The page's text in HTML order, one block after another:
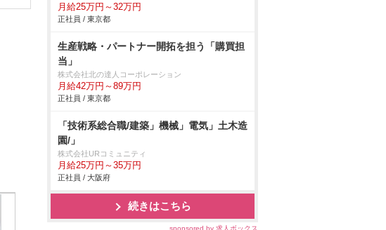
月給25万円～32万円
正社員 / 東京都
生産戦略・パートナー開拓を担う「購買担
当」
株式会社北の達人コーポレーション
月給42万円～89万円
正社員 / 東京都
「技術系総合職/建築」機械」電気」土木造
園/」
株式会社URコミュニティ
月給25万円～35万円
正社員 / 大阪府
続きはこちら
sponsored by 求人ボックス